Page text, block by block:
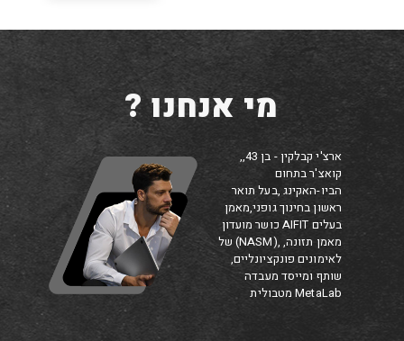
? מי אנחנו
,ארצ'י קבלקין - בן 43,
קואצ'ר בתחום
הביו-האקינג ,בעל תואר
ראשון בחינוך גופני,מאמן
כושר מועדון AIFIT בעלים
של (NASM), מאמן תזונה,
לאימונים פונקציונליים,
שותף ומייסד מעבדה
מטבולית MetaLab